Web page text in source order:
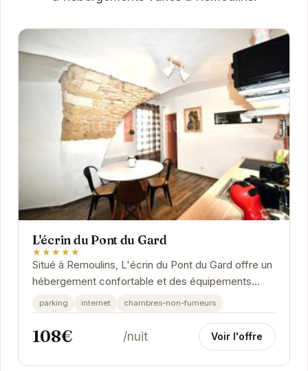
L'écrin du Pont du Gard
★★★★★
Situé à Remoulins, L'écrin du Pont du Gard offre un
hébergement confortable et des équipements
modernes pour un séjour agréable.
parking internet chambres-non-fumeurs
108€ /nuit Voir l'offre